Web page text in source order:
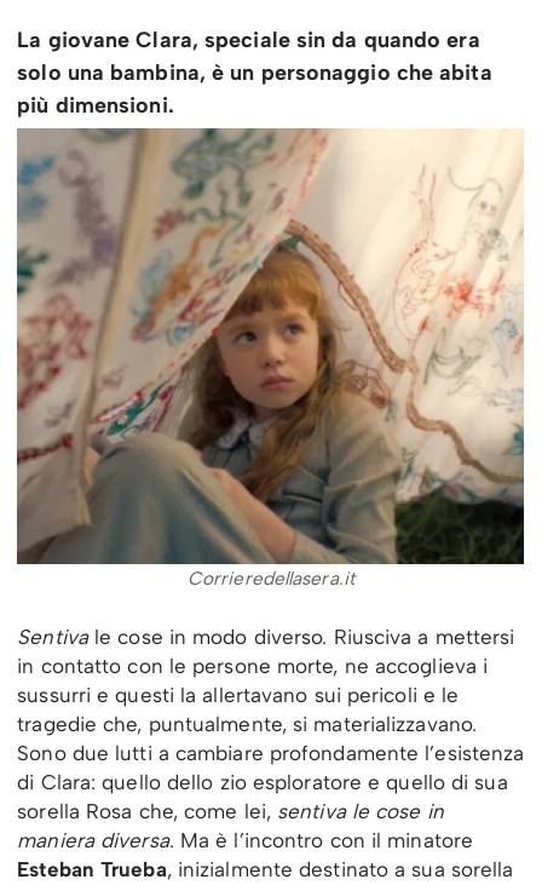
La giovane Clara, speciale sin da quando era
solo una bambina, è un personaggio che abita
più dimensioni.
Corrieredellasera.it
Sentivale cose in modo diverso. Riusciva a mettersi
in contatto con le persone morte, ne accoglieva i
sussurri e questi la allertavano sui pericoli e le
tragedie che, puntualmente, si materializzavano.
Sono due lutti a cambiare profondamente l’esistenza
di Clara: quello dello zio esploratore e quello di sua
sorella Rosa che, come lei, sentiva le cose in
maniera diversa. Ma è l’incontro con il minatore
Esteban Trueba, inizialmente destinato a sua sorella